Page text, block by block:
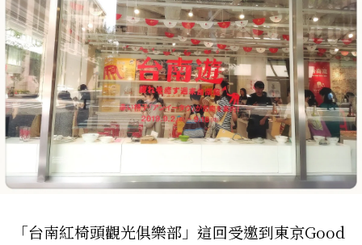
「台南紅椅頭觀光俱樂部」這回受邀到東京Good